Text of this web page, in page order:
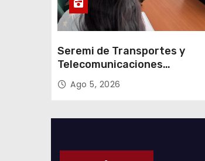
a
s
Seremi de Transportes y
Telecomunicaciones
encabezó primera mesa de
coordinación para el retiro de
Ago 5, 2026